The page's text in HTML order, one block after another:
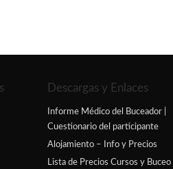
Descargas y Enlaces
Informe Médico del Buceador |
Cuestionario del participante
Alojamiento – Info y Precios
Lista de Precios Cursos y Buceo